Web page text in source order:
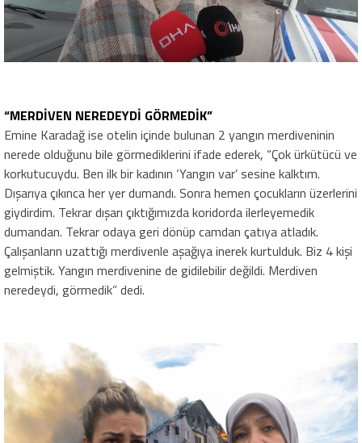
“MERDİVEN NEREDEYDİ GÖRMEDİK”
Emine Karadağ ise otelin içinde bulunan 2 yangın merdiveninin
nerede olduğunu bile görmediklerini ifade ederek, “Çok ürkütücü ve
korkutucuydu. Ben ilk bir kadının ‘Yangın var’ sesine kalktım.
Dışarıya çıkınca her yer dumandı. Sonra hemen çocukların üzerlerini
giydirdim. Tekrar dışarı çıktığımızda koridorda ilerleyemedik
dumandan. Tekrar odaya geri dönüp camdan çatıya atladık.
Çalışanların uzattığı merdivenle aşağıya inerek kurtulduk. Biz 4 kişi
gelmiştik. Yangın merdivenine de gidilebilir değildi. Merdiven
neredeydi, görmedik” dedi.